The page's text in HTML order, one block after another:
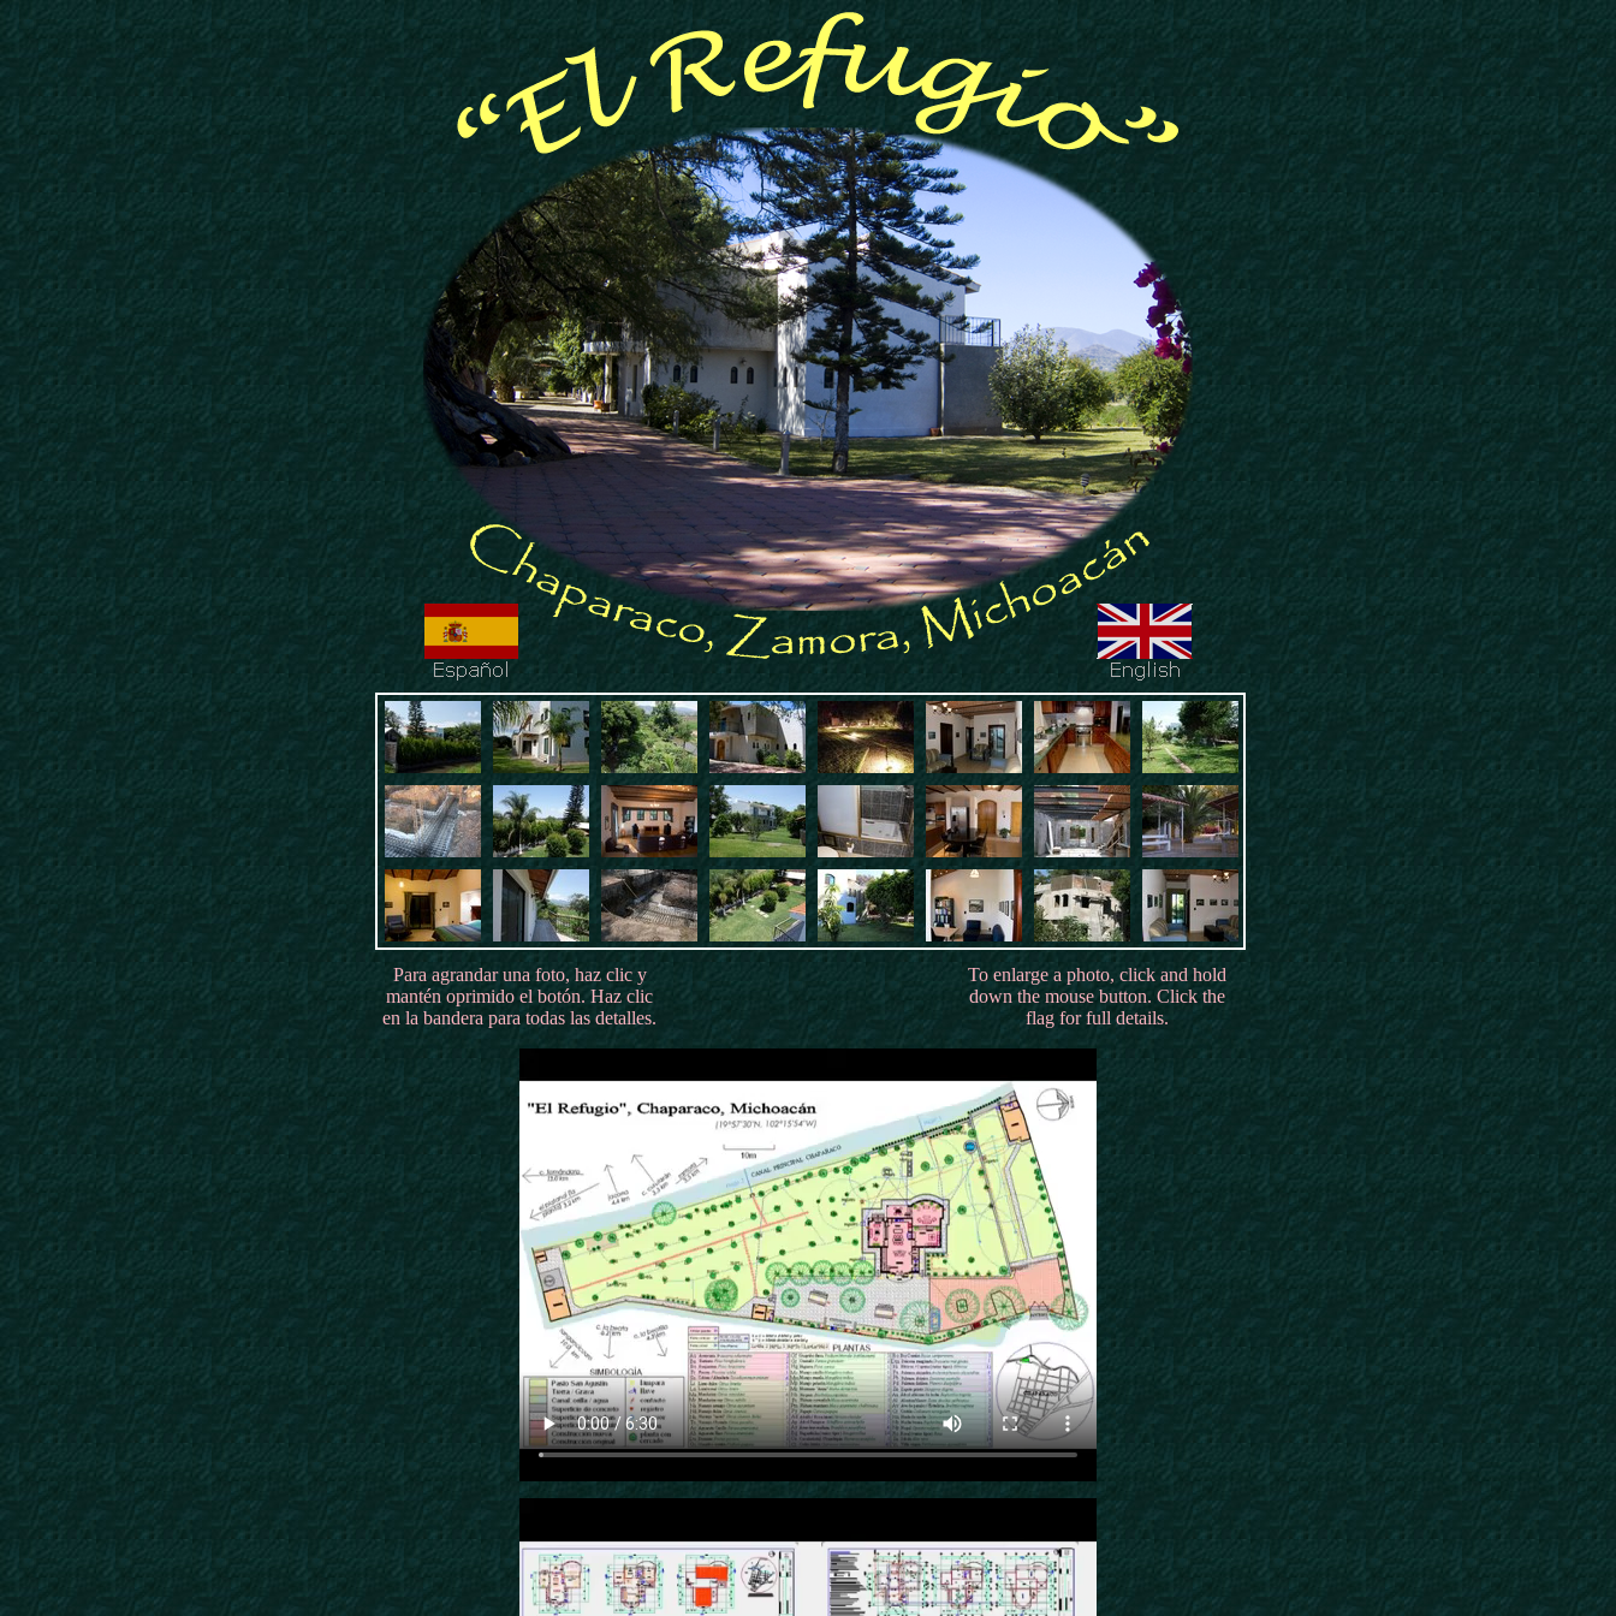
Para agrandar una foto, haz clic y
mantén oprimido el botón. Haz clic
en la bandera para todas las detalles.
To enlarge a photo, click and hold
down the mouse button. Click the
flag for full details.